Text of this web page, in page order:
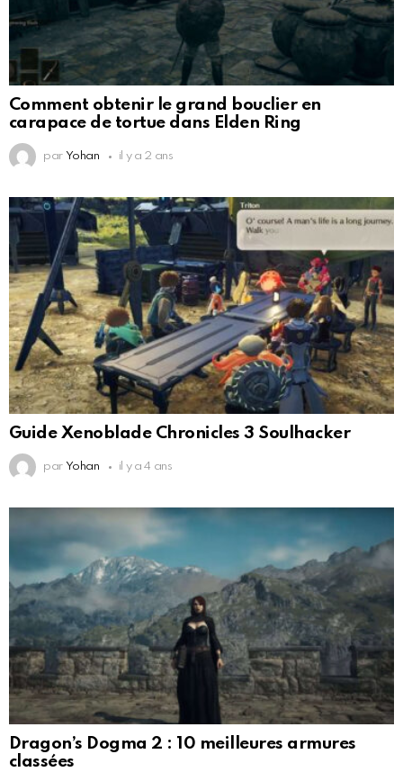
Comment obtenir le grand bouclier en
carapace de tortue dans Elden Ring
par Yohan il y a 2 ans
Guide Xenoblade Chronicles 3 Soulhacker
par Yohan il y a 4 ans
Dragon’s Dogma 2 : 10 meilleures armures
classées